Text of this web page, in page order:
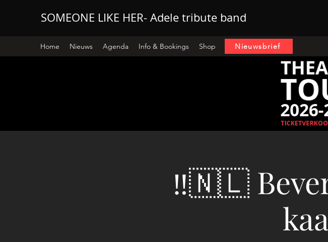
SOMEONE LIKE HER- Adele tribute band
Home Nieuws Agenda Info & Bookings Shop Nieuwsbrief
‼️🇳🇱